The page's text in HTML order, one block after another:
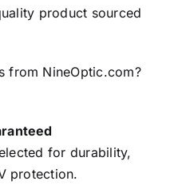
product sourced
from NineOptic.com?
for durability,
protection.